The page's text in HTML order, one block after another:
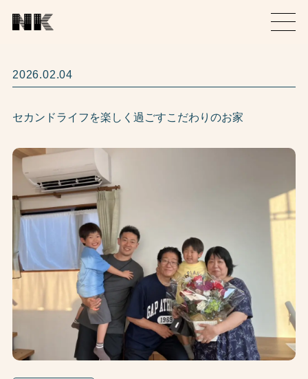
2026.02.04
セカンドライフを楽しく過ごすこだわりのお家